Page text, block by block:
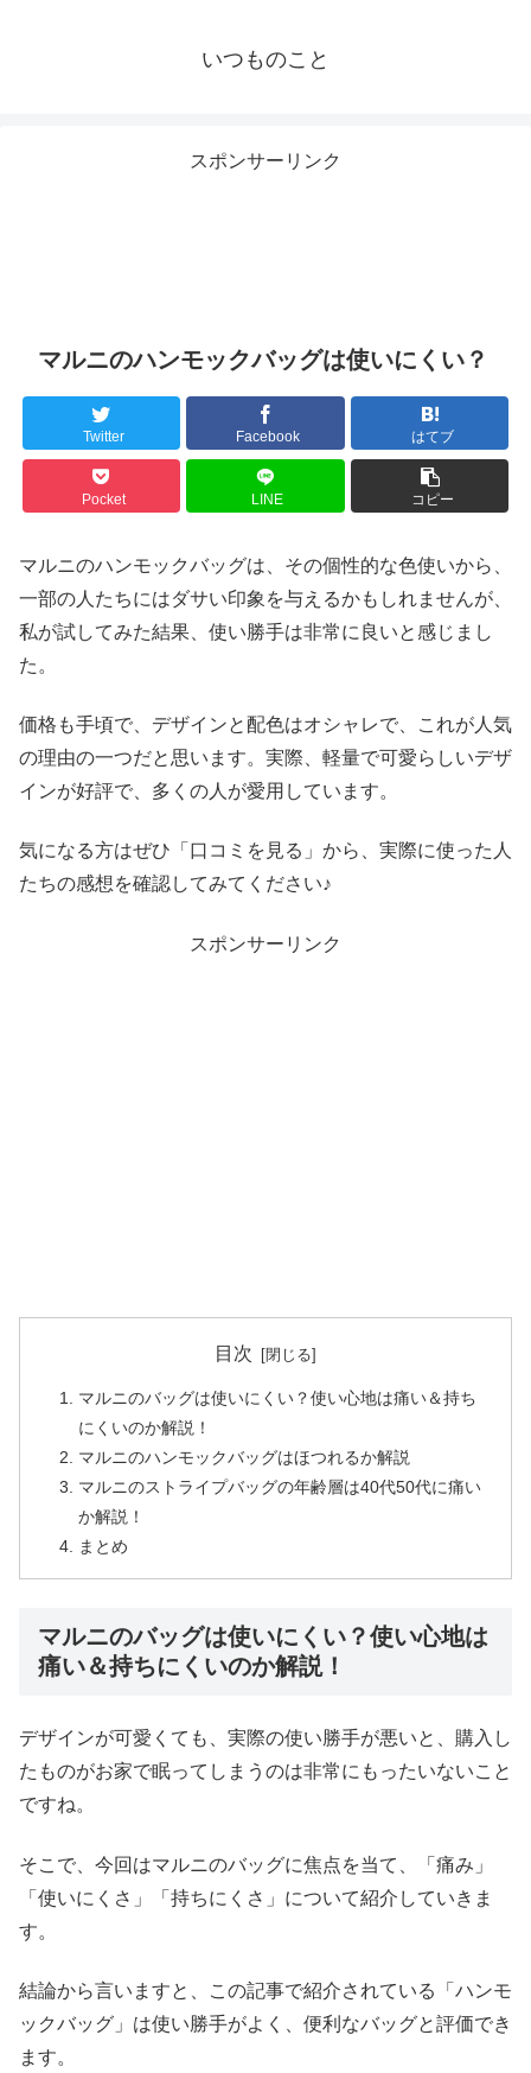
いつものこと
スポンサーリンク
マルニのハンモックバッグは使いにくい？
Twitter Facebook はてブ
Pocket LINE コピー
マルニのハンモックバッグは、その個性的な色使いから、
一部の人たちにはダサい印象を与えるかもしれませんが、
私が試してみた結果、使い勝手は非常に良いと感じまし
た。
価格も手頃で、デザインと配色はオシャレで、これが人気
の理由の一つだと思います。実際、軽量で可愛らしいデザ
インが好評で、多くの人が愛用しています。
気になる方はぜひ「口コミを見る」から、実際に使った人
たちの感想を確認してみてください♪
スポンサーリンク
目次
マルニのバッグは使いにくい？使い心地は痛い＆持ち
にくいのか解説！
マルニのハンモックバッグはほつれるか解説
マルニのストライプバッグの年齢層は40代50代に痛い
か解説！
まとめ
マルニのバッグは使いにくい？使い心地は
痛い＆持ちにくいのか解説！
デザインが可愛くても、実際の使い勝手が悪いと、購入し
たものがお家で眠ってしまうのは非常にもったいないこと
ですね。
そこで、今回はマルニのバッグに焦点を当て、「痛み」
「使いにくさ」「持ちにくさ」について紹介していきま
す。
結論から言いますと、この記事で紹介されている「ハンモ
ックバッグ」は使い勝手がよく、便利なバッグと評価でき
ます。